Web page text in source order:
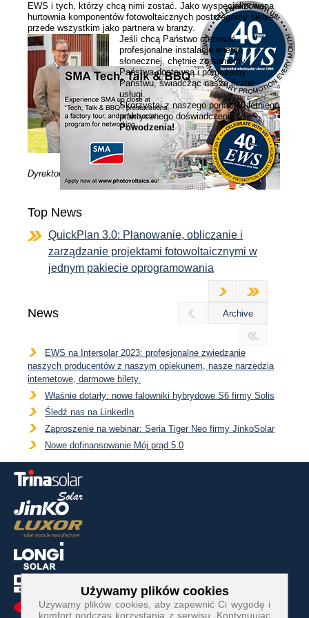
News
Jobs/Studien
EWS i tych, którzy chcą nimi zostać. Jako wyspecjalizowana
hurtownia komponentów fotowoltaicznych postrzegamy siebie
przede wszystkim jako partnera w branży.
Jeśli chcą Państwo oferować
profesjonalne instalacje energii
słonecznej, chętnie zostaniemy
Państwa dostawcą i pomożemy
Państwu, świadcząc nasze liczne
usługi.
Skorzystaj z naszego ponad 40-letniego
praktycznego doświadczenia.
Powodzenia!
Dyrektor zarządzający Jan Paul Dahm
Top News
QuickPlan 3.0: Planowanie, obliczanie i
zarządzanie projektami fotowoltaicznymi w
jednym pakiecie oprogramowania
News Archive
EWS na Intersolar 2023: profesjonalne zwiedzanie
naszych producentów z naszym opiekunem, nasze narzędzia
internetowe, darmowe bilety.
Właśnie dotarły: nowe falowniki hybrydowe S6 firmy Solis
Śledź nas na LinkedIn
Zaproszenie na webinar: Seria Tiger Neo firmy JinkoSolar
Nowe dofinansowanie Mój prąd 5.0
Pliki cookies niezbędne do działania strony:
Używamy plików cookies
Używamy plików cookies, aby zapewnić Ci wygodę i
komfort podczas korzystania z serwisu. Kontynuując